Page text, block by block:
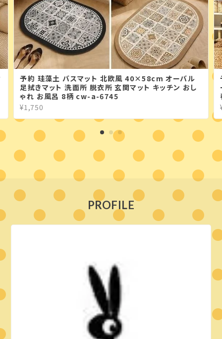
予約 珪藻土 バスマット 北欧風 40×58cm オーバル
足拭きマット 洗面所 脱衣所 玄関マット キッチン おし
ゃれ お風呂 8柄 cw-a-6745
¥1,750
PROFILE